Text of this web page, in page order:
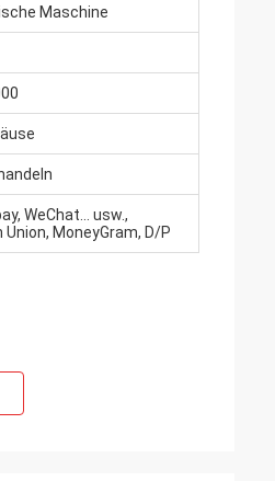
Maschine
WeChat... usw.,
Union, MoneyGram, D/P